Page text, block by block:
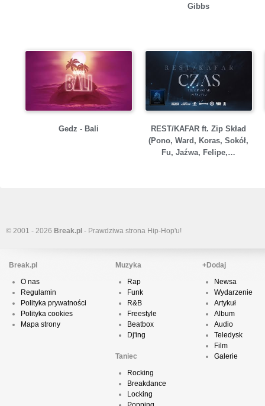
Gibbs
Gedz - Bali
REST/KAFAR ft. Zip Skład
(Pono, Ward, Koras, Sokół,
Fu, Jaźwa, Felipe,…
© 2001 - 2026 Break.pl - Prawdziwa strona Hip-Hop'u!
Break.pl
O nas
Regulamin
Polityka prywatności
Polityka cookies
Mapa strony
Muzyka
Rap
Funk
R&B
Freestyle
Beatbox
Dj'ing
Taniec
Rocking
Breakdance
Locking
+Dodaj
Newsa
Wydarzenie
Artykuł
Album
Audio
Teledysk
Film
Galerie